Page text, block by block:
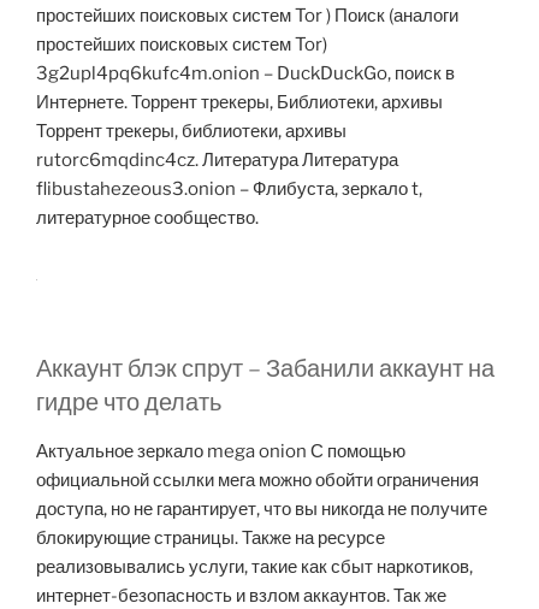
простейших поисковых систем Tor ) Поиск (аналоги
простейших поисковых систем Tor)
3g2upl4pq6kufc4m.onion – DuckDuckGo, поиск в
Интернете. Торрент трекеры, Библиотеки, архивы
Торрент трекеры, библиотеки, архивы
rutorc6mqdinc4cz. Литература Литература
flibustahezeous3.onion – Флибуста, зеркало t,
литературное сообщество.
Аккаунт блэк спрут – Забанили аккаунт на
гидре что делать
Актуальное зеркало mega onion С помощью
официальной ссылки мега можно обойти ограничения
доступа, но не гарантирует, что вы никогда не получите
блокирующие страницы. Также на ресурсе
реализовывались услуги, такие как сбыт наркотиков,
интернет-безопасность и взлом аккаунтов. Так же